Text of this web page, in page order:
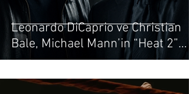
Leonardo DiCaprio ve Christian
Bale, Michael Mann’in “Heat 2”
Filminde Buluşuyor